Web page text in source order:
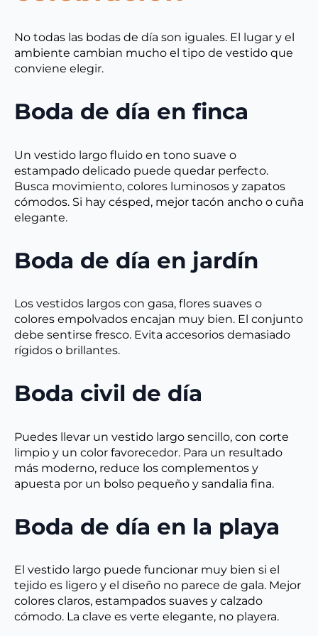
No todas las bodas de día son iguales. El lugar y el
ambiente cambian mucho el tipo de vestido que
conviene elegir.
Boda de día en finca
Un vestido largo fluido en tono suave o
estampado delicado puede quedar perfecto.
Busca movimiento, colores luminosos y zapatos
cómodos. Si hay césped, mejor tacón ancho o cuña
elegante.
Boda de día en jardín
Los vestidos largos con gasa, flores suaves o
colores empolvados encajan muy bien. El conjunto
debe sentirse fresco. Evita accesorios demasiado
rígidos o brillantes.
Boda civil de día
Puedes llevar un vestido largo sencillo, con corte
limpio y un color favorecedor. Para un resultado
más moderno, reduce los complementos y
apuesta por un bolso pequeño y sandalia fina.
Boda de día en la playa
El vestido largo puede funcionar muy bien si el
tejido es ligero y el diseño no parece de gala. Mejor
colores claros, estampados suaves y calzado
cómodo. La clave es verte elegante, no playera.